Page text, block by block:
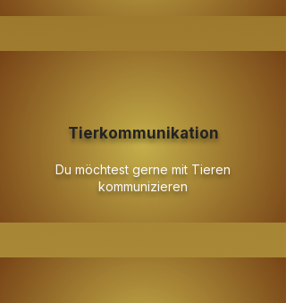
Tierkommunikation
Du möchtest gerne mit Tieren
kommunizieren